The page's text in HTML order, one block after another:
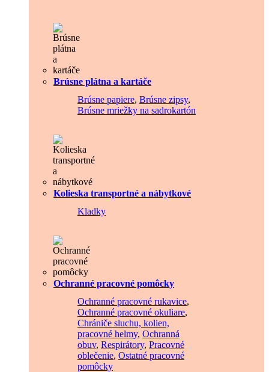
Brúsne plátna a kartáče
Brúsne papiere, Brúsne zipsy,
Brúsne mriežky na sadrokartón
Kolieska transportné a nábytkové
Kladky
Ochranné pracovné pomôcky
Ochranné pracovné rukavice,
Ochranné pracovné okuliare,
Chrániče sluchu, kolien,
pracovné helmy, Ochranná
obuv, Respirátory, Pracovné
oblečenie, Ostatné pracovné
pomôcky